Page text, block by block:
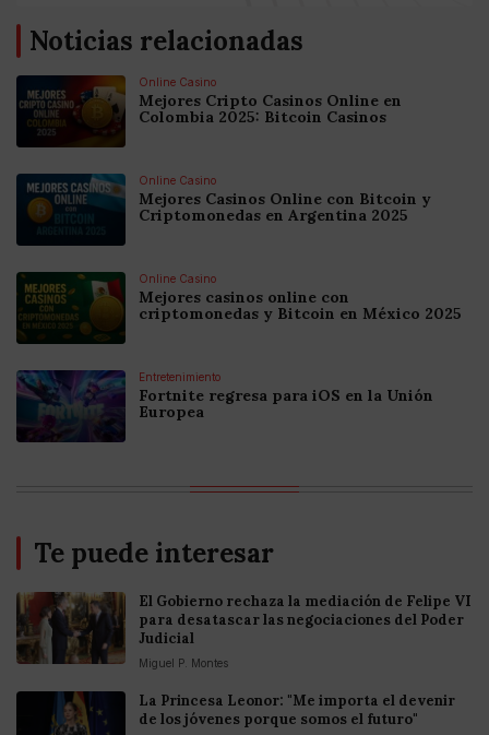
Noticias relacionadas
Online Casino
Mejores Cripto Casinos Online en
Colombia 2025: Bitcoin Casinos
Online Casino
Mejores Casinos Online con Bitcoin y
Criptomonedas en Argentina 2025
Online Casino
Mejores casinos online con
criptomonedas y Bitcoin en México 2025
Entretenimiento
Fortnite regresa para iOS en la Unión
Europea
Te puede interesar
El Gobierno rechaza la mediación de Felipe VI
para desatascar las negociaciones del Poder
Judicial
Miguel P. Montes
La Princesa Leonor: "Me importa el devenir
de los jóvenes porque somos el futuro"